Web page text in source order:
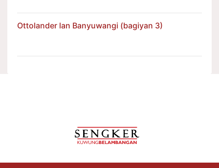
Ottolander lan Banyuwangi (bagiyan 3)